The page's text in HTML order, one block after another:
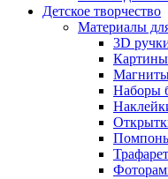
Детское творчество
Материалы
3D
Наборы